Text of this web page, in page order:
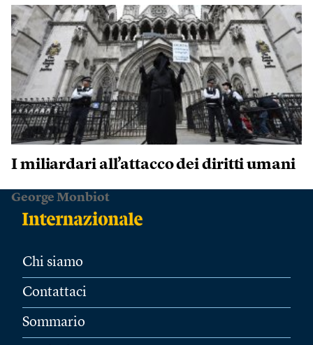
I miliardari all’attacco dei diritti umani
George Monbiot
Chi siamo
Contattaci
Sommario